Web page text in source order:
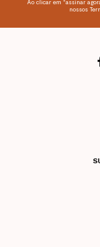
Ao clicar em "assinar
nossos